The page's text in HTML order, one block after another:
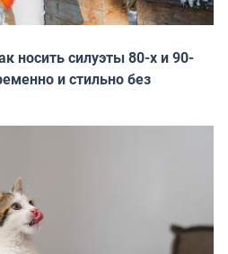
носить силуэты 80-х и 90-
и стильно без